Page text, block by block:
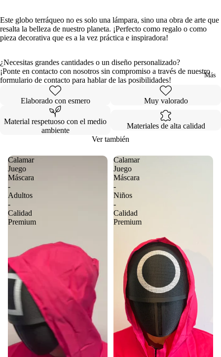
Más
Este globo terráqueo no es solo una lámpara, sino una obra de arte que
resalta la belleza de nuestro planeta. ¡Perfecto como regalo o como
pieza decorativa que es a la vez práctica e inspiradora!
¿Necesitas grandes cantidades o un diseño personalizado?
¡Ponte en contacto con nosotros sin compromiso a través de nuestro
formulario de contacto para hablar de las posibilidades!
Elaborado con esmero Muy valorado
Material respetuoso con el medio
ambiente
Materiales de alta calidad
Ver también
Calamar
Juego
Máscara
-
Adultos
-
Calidad
Premium
Calamar
Juego
Máscara
-
Niños
-
Calidad
Premium